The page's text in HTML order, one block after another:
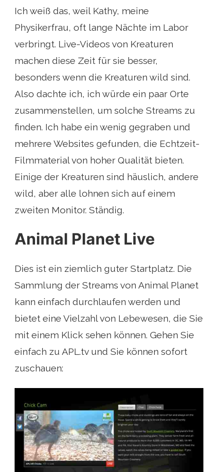
Ich weiß das, weil Kathy, meine
Physikerfrau, oft lange Nächte im Labor
verbringt. Live-Videos von Kreaturen
machen diese Zeit für sie besser,
besonders wenn die Kreaturen wild sind.
Also dachte ich, ich würde ein paar Orte
zusammenstellen, um solche Streams zu
finden. Ich habe ein wenig gegraben und
mehrere Websites gefunden, die Echtzeit-
Filmmaterial von hoher Qualität bieten.
Einige der Kreaturen sind häuslich, andere
wild, aber alle lohnen sich auf einem
zweiten Monitor. Ständig.
Animal Planet Live
Dies ist ein ziemlich guter Startplatz. Die
Sammlung der Streams von Animal Planet
kann einfach durchlaufen werden und
bietet eine Vielzahl von Lebewesen, die Sie
mit einem Klick sehen können. Gehen Sie
einfach zu APL.tv und Sie können sofort
zuschauen: